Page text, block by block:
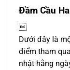
Đầm Cầu

Dưới đây là
điểm tham
nhật hằng